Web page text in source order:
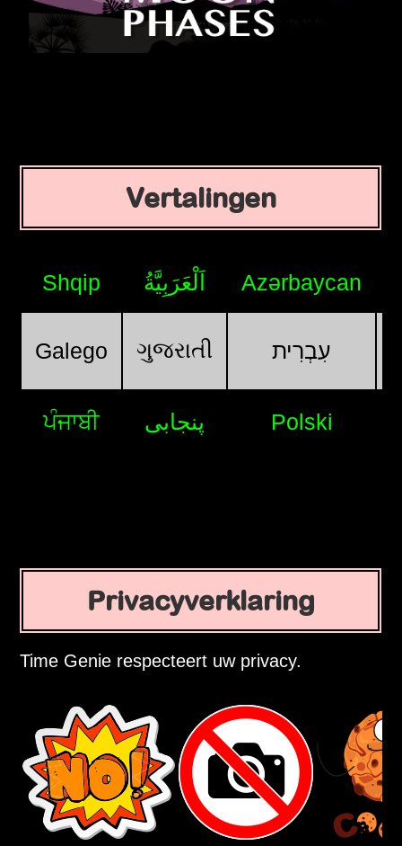
Vertalingen
Shqip اَلْعَرَبِيَّةُ Azərbaycan
Galego ગુજરાતી עִבְרִית
ਪੰਜਾਬੀ پنجابی Polski
Privacyverklaring
Time Genie respecteert uw privacy.